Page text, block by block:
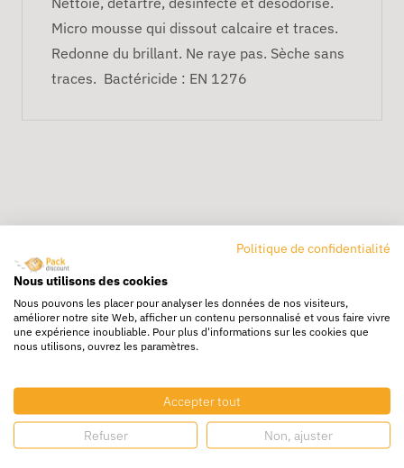
Micro mousse qui dissout calcaire et traces.
Redonne du brillant. Ne raye pas. Sèche sans
traces. Bactéricide : EN 1276
Livraison rapide
24/72h partout en europe
Livraison gratuite
Dès 250€ HT d’achat
Profitez de prix bas toute l’année
Besoin d'aide ?
Politique de confidentialité
Nous utilisons des cookies
Nous pouvons les placer pour analyser les données de nos visiteurs,
améliorer notre site Web, afficher un contenu personnalisé et vous faire vivre
une expérience inoubliable. Pour plus d'informations sur les cookies que
nous utilisons, ouvrez les paramètres.
Accepter tout
Refuser Non, ajuster